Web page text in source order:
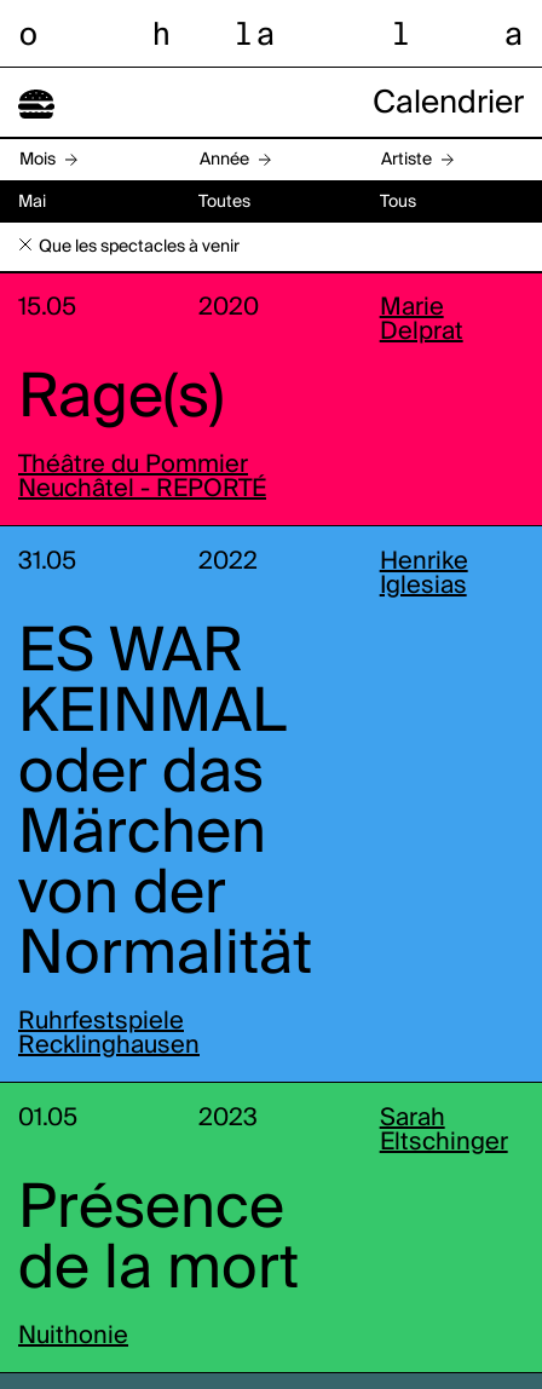
o h l a l a
Calendrier
Mois Année Artiste
Mai Toutes Tous
Que les spectacles à venir
15.05 2020
Marie
Delprat
Rage(s)
Théâtre du Pommier
Neuchâtel - REPORTÉ
31.05 2022
Henrike
Iglesias
ES WAR
KEINMAL
oder das
Märchen
von der
Normalität
Ruhrfestspiele
Recklinghausen
01.05 2023
Sarah
Eltschinger
Présence
de la mort
Nuithonie